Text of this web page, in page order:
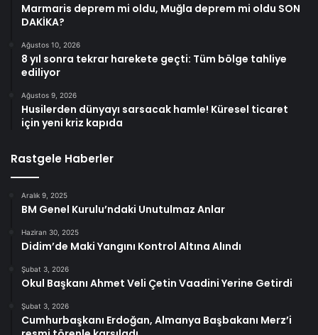
Marmaris deprem mi oldu, Muğla deprem mi oldu SON
DAKİKA?
Ağustos 10, 2026
8 yıl sonra tekrar harekete geçti: Tüm bölge tahliye
ediliyor
Ağustos 9, 2026
Husilerden dünyayı sarsacak hamle! Küresel ticaret
için yeni kriz kapıda
Rastgele Haberler
Aralık 9, 2025
BM Genel Kurulu’ndaki Unutulmaz Anlar
Haziran 30, 2025
Didim’de Maki Yangını Kontrol Altına Alındı
Şubat 3, 2026
Okul Başkanı Ahmet Veli Çetin Vaadini Yerine Getirdi
Şubat 3, 2026
Cumhurbaşkanı Erdoğan, Almanya Başbakanı Merz’i